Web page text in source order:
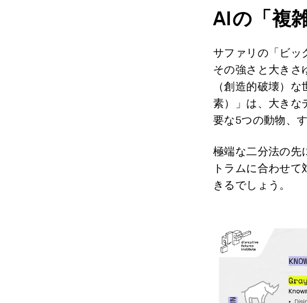
AIの「複
サファリの「ビッ
その強さと大きさ
（創造的破壊）
素）」は、大きな
要な5つの動物、
極端な二分法の先
トラムに合わせ
きるでしょう。